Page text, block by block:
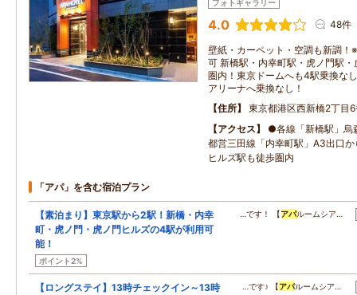
フォトギャラリー
4.0 48件
壁紙・カーペット・空調も新調！
可 新橋駅・内幸町駅・虎ノ門駅
圏内！東京ドームへも4駅乗換な
アリーナへ乗換なし！
住所
東京都港区西新橋2丁目
アクセス
●各線「新橋駅」
都営三田線「内幸町駅」A3出口
ヒルズ駅も徒歩圏内
「アパ」を含む宿泊プラン
【素泊まり】東京駅から2駅！新橋・内幸
町・虎ノ門・虎ノ門ヒルズの4駅が利用可
能！
ポイント2%
…です！ 【アパルームシア…
【ロングステイ】13時チェックイン～13時
…です♪ 【アパルームシア…